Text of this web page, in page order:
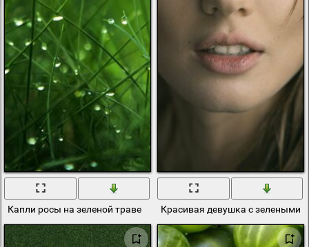
Капли росы на зеленой траве Красивая девушка с зелеными